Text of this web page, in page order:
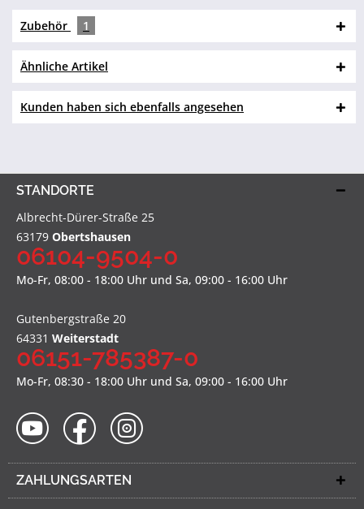
Zubehör 1
Ähnliche Artikel
Kunden haben sich ebenfalls angesehen
STANDORTE
Albrecht-Dürer-Straße 25
63179 Obertshausen
06104-9504-0
Mo-Fr, 08:00 - 18:00 Uhr und Sa, 09:00 - 16:00 Uhr
Gutenbergstraße 20
64331 Weiterstadt
06151-785387-0
Mo-Fr, 08:30 - 18:00 Uhr und Sa, 09:00 - 16:00 Uhr
ZAHLUNGSARTEN